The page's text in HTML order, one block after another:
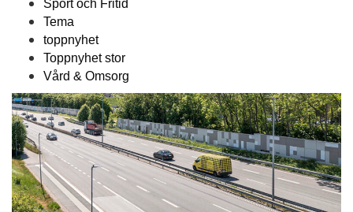
Sport och Fritid
Tema
toppnyhet
Toppnyhet stor
Vård & Omsorg